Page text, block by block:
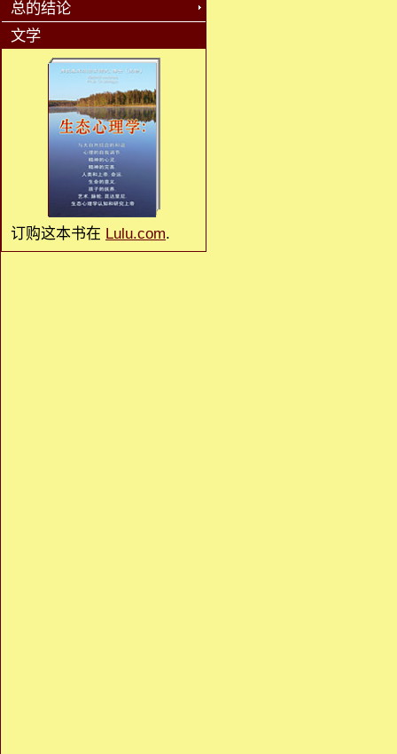
总的结论
文学
订购这本书在 Lulu.com.